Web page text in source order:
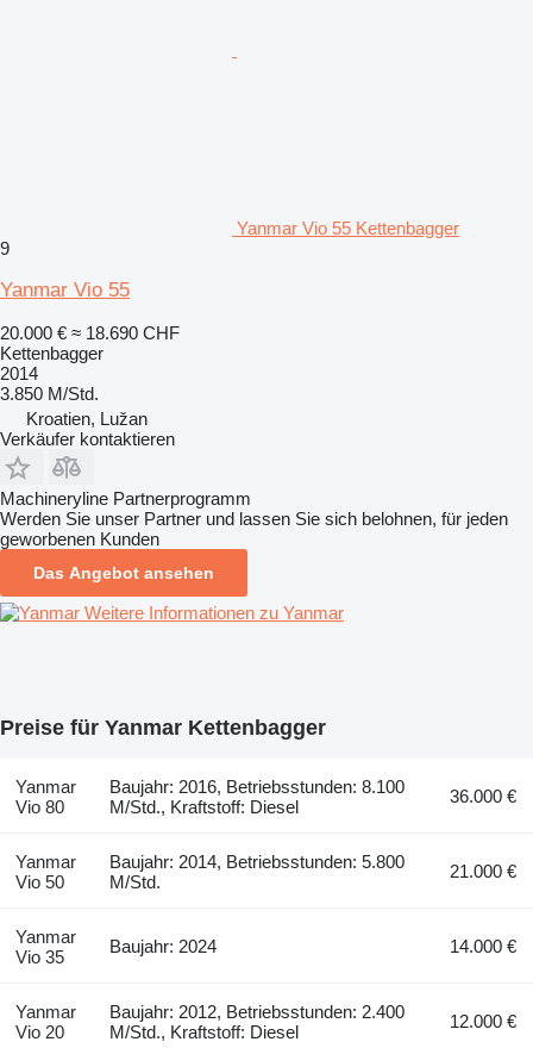
Yanmar Vio 55 Kettenbagger
9
Yanmar Vio 55
20.000 € ≈ 18.690 CHF
Kettenbagger
2014
3.850 M/Std.
Kroatien, Lužan
Verkäufer kontaktieren
Machineryline Partnerprogramm
Werden Sie unser Partner und lassen Sie sich belohnen, für jeden
geworbenen Kunden
Das Angebot ansehen
Weitere Informationen zu Yanmar
Preise für Yanmar Kettenbagger
Yanmar
Vio 80
Baujahr: 2016, Betriebsstunden: 8.100
M/Std., Kraftstoff: Diesel
36.000 €
Yanmar
Vio 50
Baujahr: 2014, Betriebsstunden: 5.800
M/Std.
21.000 €
Yanmar
Vio 35
Baujahr: 2024 14.000 €
Yanmar
Vio 20
Baujahr: 2012, Betriebsstunden: 2.400
M/Std., Kraftstoff: Diesel
12.000 €